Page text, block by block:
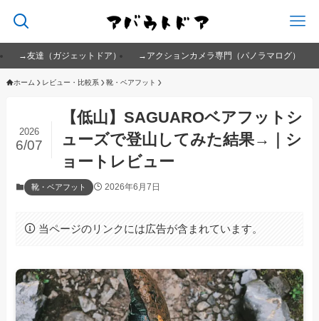
→友達（ガジェットドア） →アクションカメラ専門（パノラマログ）
ホーム レビュー・比較系 靴・ベアフット
【低山】SAGUAROベアフットシ
ューズで登山してみた結果→｜シ
ョートレビュー
2026
6/07
靴・ベアフット 2026年6月7日
当ページのリンクには広告が含まれています。